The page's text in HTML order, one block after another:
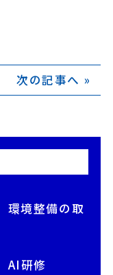
環境整備の取
AI研修
次の記事へ »